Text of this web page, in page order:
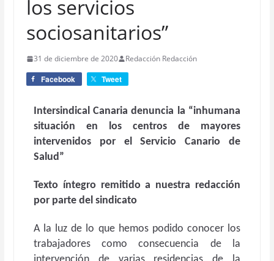
los servicios
sociosanitarios”
31 de diciembre de 2020 Redacción Redacción
Facebook Tweet
Intersindical Canaria denuncia la “inhumana
situación en los centros de mayores
intervenidos por el Servicio Canario de
Salud”
Texto íntegro remitido a nuestra redacción
por parte del sindicato
A la luz de lo que hemos podido conocer los
trabajadores como consecuencia de la